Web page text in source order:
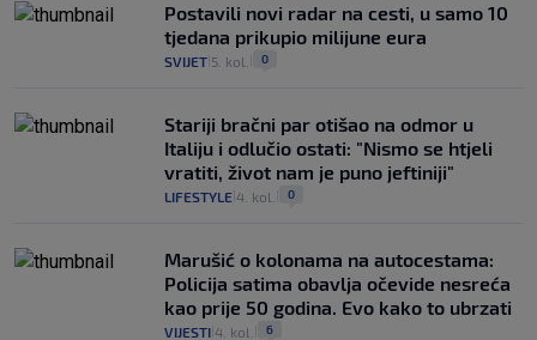
Postavili novi radar na cesti, u samo 10
tjedana prikupio milijune eura
SVIJET 5. kol. 0
Stariji bračni par otišao na odmor u
Italiju i odlučio ostati: "Nismo se htjeli
vratiti, život nam je puno jeftiniji"
LIFESTYLE 4. kol. 0
Marušić o kolonama na autocestama:
Policija satima obavlja očevide nesreća
kao prije 50 godina. Evo kako to ubrzati
VIJESTI 4. kol. 6